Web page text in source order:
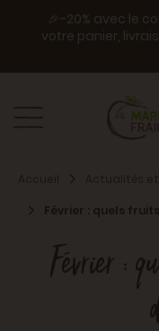
🎉-20% avec le
votre panier,
Février : quels
Février :